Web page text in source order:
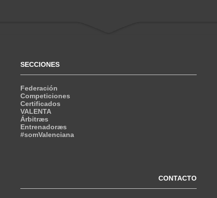
SECCIONES
Federación
Competiciones
Certificados
VALENTA
Árbitræs
Entrenadoræs
#somValenciana
CONTACTO